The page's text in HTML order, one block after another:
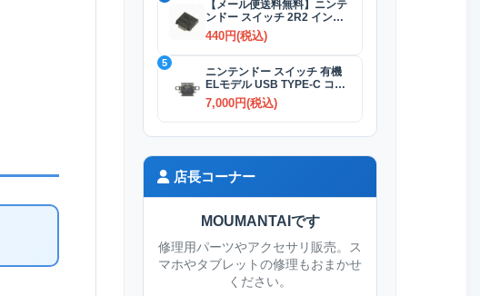
【メール便送料無料】ニンテ
ンドー スイッチ 2R2 インダ
クタ(コイル)
440円(税込)
5
ニンテンドー スイッチ 有機
ELモデル USB TYPE-C コネ
クター交換修理
7,000円(税込)
店長コーナー
MOUMANTAIです
修理用パーツやアクセサリ販売。ス
マホやタブレットの修理もおまかせ
ください。